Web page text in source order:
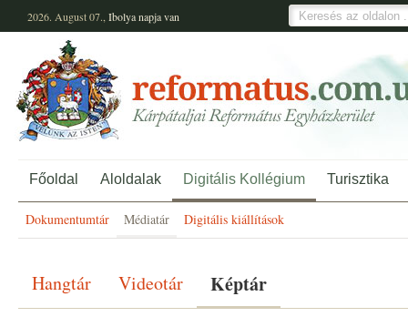
2026. August 07., Ibolyanapja van
Főoldal Aloldalak Digitális Kollégium Turisztika
Dokumentumtár Médiatár Digitális kiállítások
Hangtár Videotár Képtár